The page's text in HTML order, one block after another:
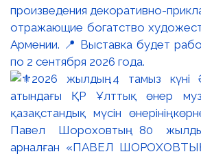
произведения декоративно-
отражающие богатство
Армении. 📍 Выставка будет
по 2 сентября 2026 года.